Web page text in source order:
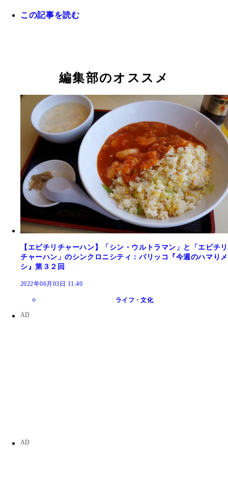
この記事を読む
編集部のオススメ
【エビチリチャーハン】「シン・ウルトラマン」と「エビチリ
チャーハン」のシンクロニシティ：パリッコ『今週のハマりメ
シ』第３２回
2022年06月03日 11:40
ライフ・文化